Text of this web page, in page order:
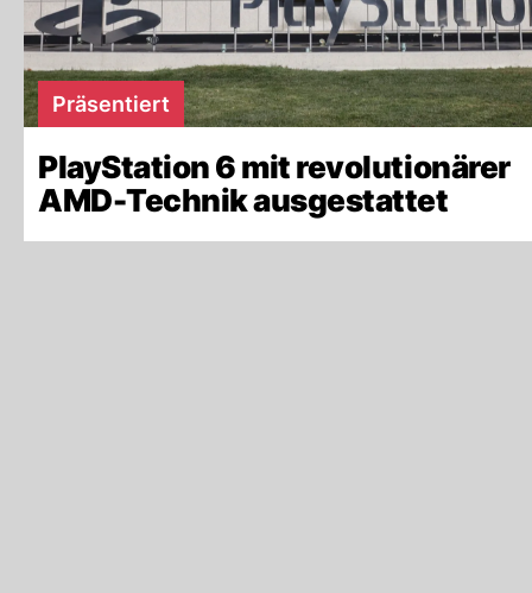
Präsentiert
PlayStation 6 mit revolutionärer
AMD-Technik ausgestattet